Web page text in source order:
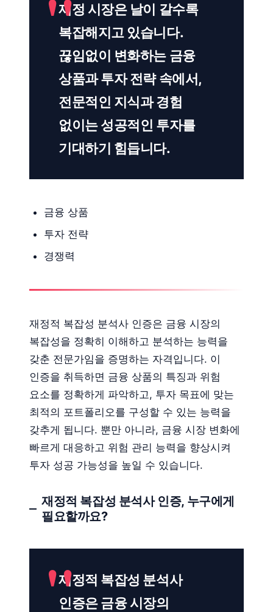
재정 시장은 날이 갈수록
복잡해지고 있습니다.
끊임없이 변화하는 금융
상품과 투자 전략 속에서,
전문적인 지식과 경험
없이는 성공적인 투자를
기대하기 힘듭니다.
금융 상품
투자 전략
경쟁력
재정적 복잡성 분석사 인증은 금융 시장의
복잡성을 정확히 이해하고 분석하는 능력을
갖춘 전문가임을 증명하는 자격입니다. 이
인증을 취득하면 금융 상품의 특징과 위험
요소를 정확하게 파악하고, 투자 목표에 맞는
최적의 포트폴리오를 구성할 수 있는 능력을
갖추게 됩니다. 뿐만 아니라, 금융 시장 변화에
빠르게 대응하고 위험 관리 능력을 향상시켜
투자 성공 가능성을 높일 수 있습니다.
재정적 복잡성 분석사 인증, 누구에게
필요할까요?
재정적 복잡성 분석사
인증은 금융 시장의